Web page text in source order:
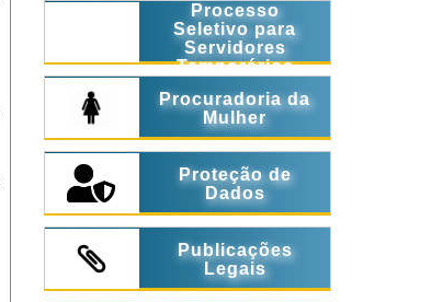
Processo
Seletivo para
Servidores
Temporários
Procuradoria da
Mulher
Proteção de
Dados
Publicações
Legais